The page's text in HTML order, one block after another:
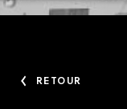
RETOUR